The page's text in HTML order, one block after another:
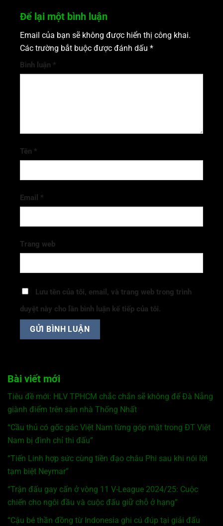
Để lại một bình luận
Email của bạn sẽ không được hiển thị công khai.
Các trường bắt buộc được đánh dấu *
Bình luận *
Tên *
Email *
Trang web
Lưu tên của tôi, email, và trang web trong trình
duyệt này cho lần bình luận kế tiếp của tôi.
Bài viết mới
Tiêu đề mới: HLV TPHCM chắc chắn sẽ không để Đà Nẵng
giành điểm trên sân nhà Thống Nhất
“Cầu thủ có gốc gác Việt Nam từng góp mặt trong ĐT Việt
Nam bị đình chỉ thi đấu”
“Tiến Linh hợp sức cùng tiền đạo châu Phi sau khi nói lời
tạm biệt Neymar”
“Trận đấu gay cấn ở vòng 11 V-League 2024/25: Cuộc
chiến cho ngôi đầu và cuộc đấu giữ chỗ ở hạng”
“Cậu bé thần đồng từ Indonesia ghi cú đúp tại giải đấu